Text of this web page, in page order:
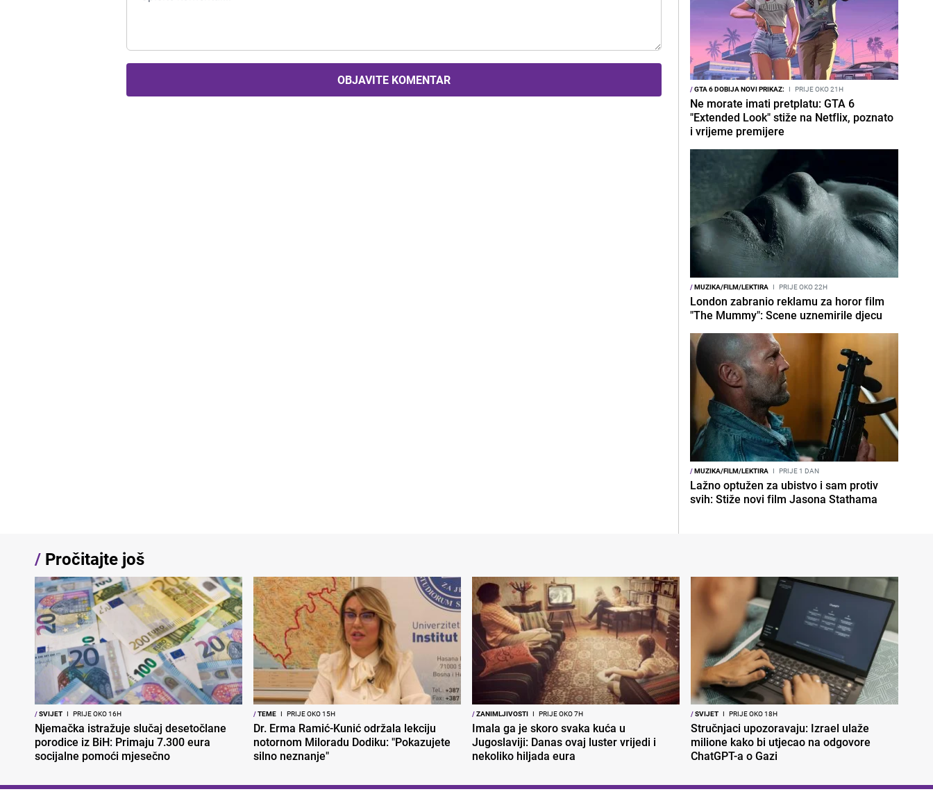
OBJAVITE KOMENTAR
/GTA 6 DOBIJA NOVI PRIKAZ: I PRIJE OKO 21H
Ne morate imati pretplatu: GTA 6
"Extended Look" stiže na Netflix, poznato
i vrijeme premijere
/MUZIKA/FILM/LEKTIRA I PRIJE OKO 22H
London zabranio reklamu za horor film
"The Mummy": Scene uznemirile djecu
/MUZIKA/FILM/LEKTIRA I PRIJE 1 DAN
Lažno optužen za ubistvo i sam protiv
svih: Stiže novi film Jasona Stathama
/ Pročitajte još
/SVIJET I PRIJE OKO 16H
Njemačka istražuje slučaj desetočlane
porodice iz BiH: Primaju 7.300 eura
socijalne pomoći mjesečno
/TEME I PRIJE OKO 15H
Dr. Erma Ramić-Kunić održala lekciju
notornom Miloradu Dodiku: "Pokazujete
silno neznanje"
/ZANIMLJIVOSTI I PRIJE OKO 7H
Imala ga je skoro svaka kuća u
Jugoslaviji: Danas ovaj luster vrijedi i
nekoliko hiljada eura
/SVIJET I PRIJE OKO 18H
Stručnjaci upozoravaju: Izrael ulaže
milione kako bi utjecao na odgovore
ChatGPT-a o Gazi